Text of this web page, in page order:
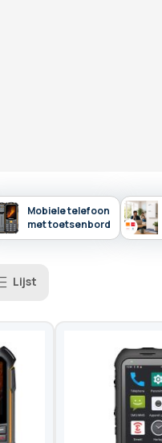
Mobiele telefoon
met toetsenbord
Lijst